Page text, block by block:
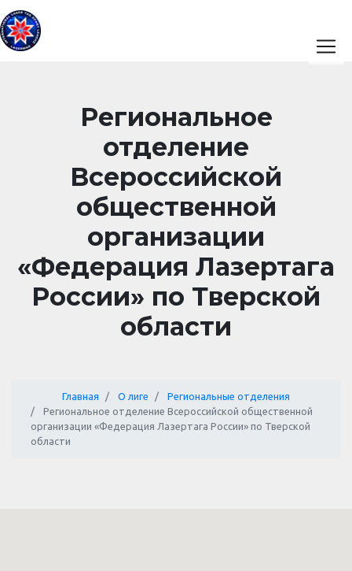
Региональное
отделение
Всероссийской
общественной
организации
«Федерация Лазертага
России» по Тверской
области
Главная О лиге
Региональные отделения
Региональное отделение Всероссийской общественной
организации «Федерация Лазертага России» по Тверской
области